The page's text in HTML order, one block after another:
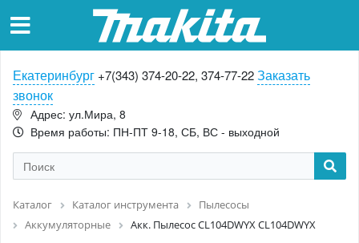
Екатеринбург +7(343) 374-20-22, 374-77-22Заказать
звонок
Адрес: ул.Мира, 8
Время работы: ПН-ПТ 9-18, СБ, ВС - выходной
Каталог Каталог инструмента
Пылесосы
Аккумуляторные
Акк. Пылесос CL104DWYX CL104DWYX